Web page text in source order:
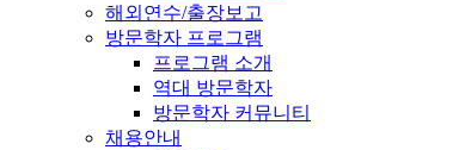
해외연수/출장보고
방문학자 프로그램
프로그램 소개
역대 방문학자
방문학자 커뮤니티
채용안내